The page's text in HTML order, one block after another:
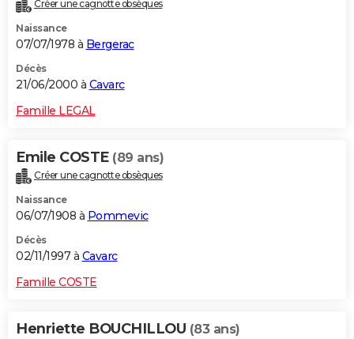
Créer une cagnotte obsèques
Naissance
07/07/1978 à Bergerac
Décès
21/06/2000 à Cavarc
Famille LEGAL
Emile COSTE (89 ans)
Créer une cagnotte obsèques
Naissance
06/07/1908 à Pommevic
Décès
02/11/1997 à Cavarc
Famille COSTE
Henriette BOUCHILLOU (83 ans)